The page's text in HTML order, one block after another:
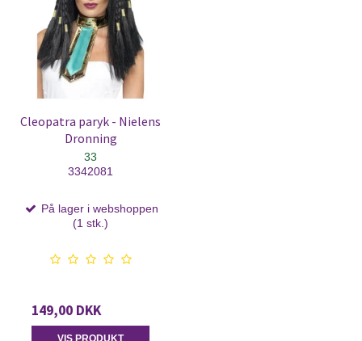
Cleopatra paryk - Nielens
Dronning
33
3342081
På lager i webshoppen
(1 stk.)
149,00 DKK